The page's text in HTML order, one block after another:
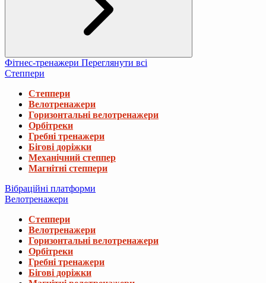
Фітнес-тренажери Переглянути всі
Степпери
Степпери
Велотренажери
Горизонтальні велотренажери
Орбітреки
Гребні тренажери
Бігові доріжки
Механічний степпер
Магнітні степпери
Вібраційні платформи
Велотренажери
Степпери
Велотренажери
Горизонтальні велотренажери
Орбітреки
Гребні тренажери
Бігові доріжки